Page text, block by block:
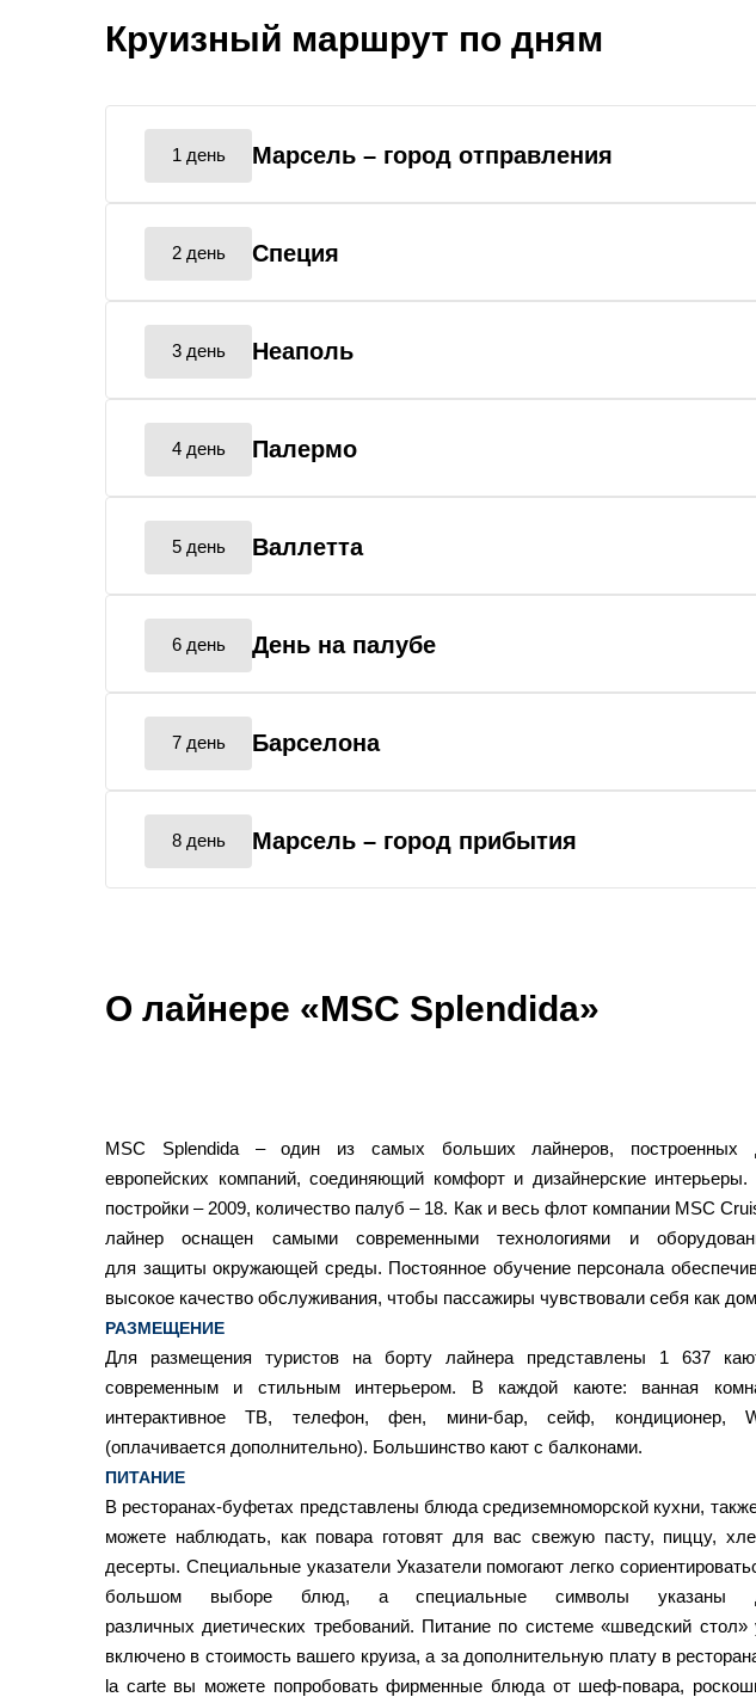
Круизный маршрут по дням
1 день Марсель – город отправления
2 день Специя
3 день Неаполь
4 день Палермо
5 день Валлетта
6 день День на палубе
7 день Барселона
8 день Марсель – город прибытия
О лайнере «MSC Splendida»
MSC Splendida – один из самых больших лайнеров, построенных
европейских компаний, соединяющий комфорт и дизайнерские интерьеры.
постройки – 2009, количество палуб – 18. Как и весь флот компании MSC
лайнер оснащен самыми современными технологиями и
для защиты окружающей среды. Постоянное обучение персонала
высокое качество обслуживания, чтобы пассажиры чувствовали себя как
РАЗМЕЩЕНИЕ
Для размещения туристов на борту лайнера представлены 1 637
современным и стильным интерьером. В каждой каюте: ванная
интерактивное ТВ, телефон, фен, мини-бар, сейф, кондиционер,
(оплачивается дополнительно). Большинство кают с балконами.
ПИТАНИЕ
В ресторанах-буфетах представлены блюда средиземноморской кухни,
можете наблюдать, как повара готовят для вас свежую пасту, пиццу,
десерты. Специальные указатели Указатели помогают легко
большом выборе блюд, а специальные символы указаны
различных диетических требований. Питание по системе «шведский стол»
включено в стоимость вашего круиза, а за дополнительную плату в
la carte вы можете попробовать фирменные блюда от шеф-повара,